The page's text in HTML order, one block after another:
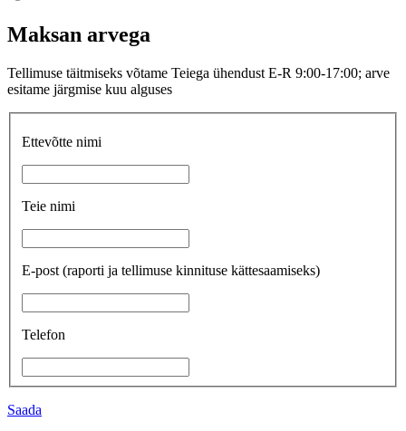
Maksan arvega
Tellimuse täitmiseks võtame Teiega ühendust E-R 9:00-17:00; arve
esitame järgmise kuu alguses
Ettevõtte nimi
Teie nimi
E-post (raporti ja tellimuse kinnituse kättesaamiseks)
Telefon
Saada